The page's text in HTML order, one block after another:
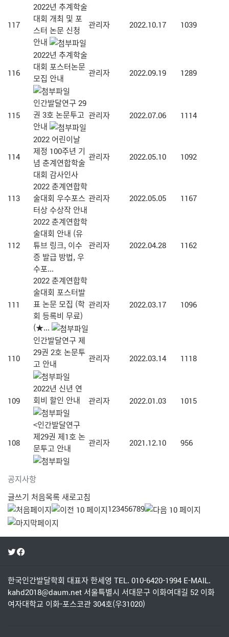
공지사항
117
2022년 추계학술
대회 개최 및 포
스터 논문 신청
안내
관리자 2022.10.17 1039
116
2022년 추계학술
대회 포스터논문
모집 안내
관리자 2022.09.19 1289
115
인간발달연구 29
권 3호 논문투고
안내
관리자 2022.07.06 1114
114
2022 어린이날
제정 100주년 기
념 춘계연합학술
대회 감사인사
관리자 2022.05.10 1092
113
2022 춘계연합학
술대회 우수포스
터상 수상작 안내
관리자 2022.05.05 1167
112
2022 춘계연합학
술대회 안내 (유
튜브 링크, 이수
증 발급 방법, 우
수포...
관리자 2022.04.28 1162
111
2022 춘계연합학
술대회 포스터발
표 논문 모집 (학
회 등록비 무료)
(★...
관리자 2022.03.17 1096
110
인간발달연구 제
29권 2호 논문투
고 안내
관리자 2022.03.14 1118
109
2022년 신년 연
회비 할인 안내
관리자 2022.01.03 1015
108
<인간발달연구
제29권 제1호 논
문투고 안내
관리자 2021.12.10 956
글쓰기 처음목록새로고침
123456789
한국인간발달학회 대표자 한세영 TEL. 010-6420-1994 E-MAIL.
kahd2018@daum.net 서울특별시 서대문구 이화여대길 52 이화
여자대학교 이화-포스코관 304호(우31020)